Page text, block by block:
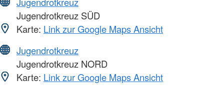
Jugendrotkreuz SÜD
Karte: Link zur Google Maps Ansicht
Jugendrotkreuz
Jugendrotkreuz NORD
Karte: Link zur Google Maps Ansicht